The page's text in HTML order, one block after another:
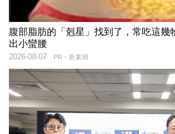
腹部脂肪的「剋星」找到了，常吃這幾
出小蠻腰
PR・新素簡
2026-08-07